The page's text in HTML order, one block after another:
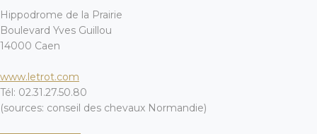
Hippodrome de la Prairie
Boulevard Yves Guillou
14000 Caen
www.letrot.com
Tél: 02.31.27.50.80
(sources: conseil des chevaux Normandie)